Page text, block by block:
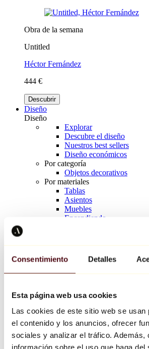
Consentimiento Detalles
Esta página web usa cookies
Las cookies de este sitio web se usan
el contenido y los anuncios, ofrecer
sociales y analizar el tráfico. Además,
información sobre el uso que haga del
Obra de la semana
Untitled
Héctor Fernández
444 €
Descubrir
Diseño
Diseño
Explorar
Descubre el diseño
Nuestros best sellers
Diseño económicos
Por categoría
Objetos decorativos
Por materiales
Tablas
Asientos
Muebles
Encendiendo
Richard Orlinski
Keith Haring
Jeff Koons
Jean-Michel Basquiat
Todos los diseñadores
Obra de la semana